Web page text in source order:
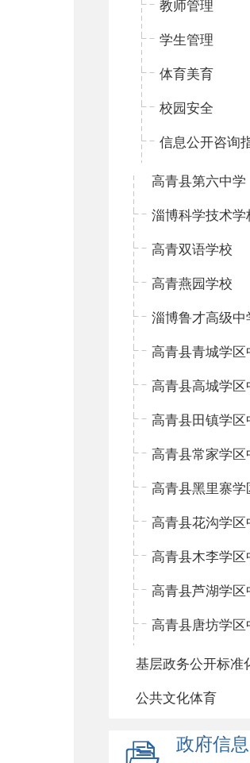
教师管理
学生管理
体育美育
校园安全
信息公开咨询
高青县第六中学
淄博科学技术学
高青双语学校
高青燕园学校
淄博鲁才高级中
公共文化体育
政府信息